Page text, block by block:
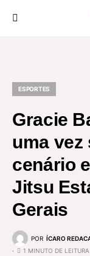
ESPORTES
Gracie
uma vez
cenário
Jitsu
Gerais
POR ÍCARO
1 MINUTO DE LEITURA